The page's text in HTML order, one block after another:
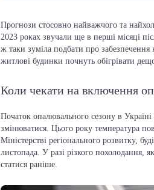
Прогнози стосовно найважчого та
2023 роках звучали ще в перші місяці
ж таки зуміла подбати про забезпечення
житлові будинки почнуть обігрівати
Коли чекати на включення
Початок опалювального сезону в
змінюватися. Цього року температура
Міністерстві регіонального розвитку,
листопада. У разі різкого похолодання,
статися раніше.